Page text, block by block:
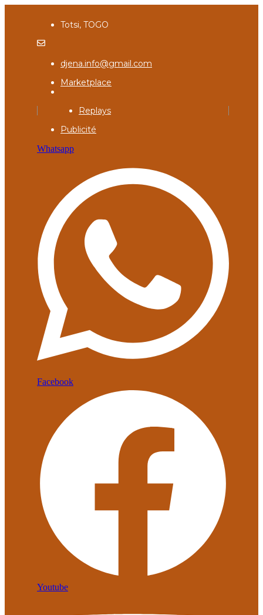
Totsi, TOGO
djena.info@gmail.com
Marketplace
Replays
Publicité
Whatsapp
Facebook
Youtube